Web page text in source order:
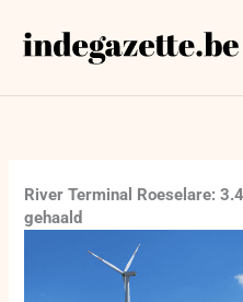
naar
River Terminal Roeselare:
gehaald